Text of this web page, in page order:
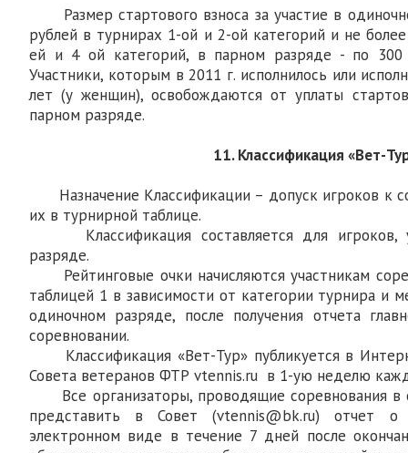
Размер стартового взноса за участие в
рублей в турнирах 1-ой и 2-ой категорий и не
ей и 4 ой категорий, в парном разряде - по 300
Участники, которым в 2011 г. исполнилось или
лет (у женщин), освобождаются от уплаты
парном разряде.
11. Классификация «Вет-
Назначение Классификации – допуск игроков к
их в турнирной таблице.
Классификация составляется для игроков,
разряде.
Рейтинговые очки начисляются участникам
таблицей 1 в зависимости от категории турнира и
одиночном разряде, после получения отчета
соревновании.
Классификация «Вет-Тур» публикуется в
Совета ветеранов ФТР vtennis.ru в 1-ую неделю
Все организаторы, проводящие соревнования в
представить в Совет (vtennis@bk.ru) отчет
электронном виде в течение 7 дней после